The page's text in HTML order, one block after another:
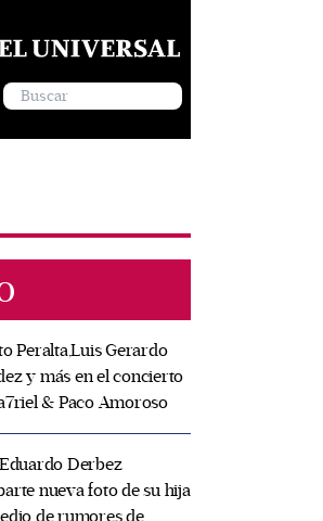
Peralta,Luis Gerardo
y más en el concierto
& Paco Amoroso
Derbez
nueva foto de su hija
de rumores de